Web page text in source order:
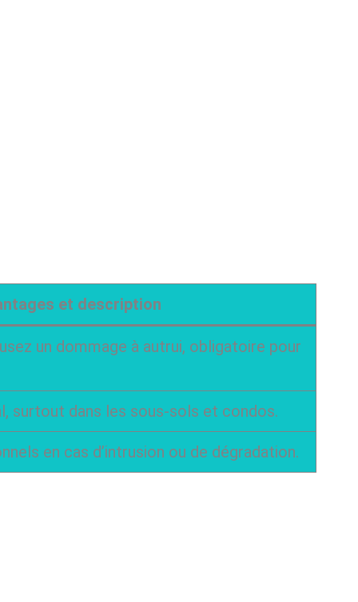
et description
un dommage à autrui, obligatoire pour
surtout dans les sous-sols et condos.
en cas d’intrusion ou de dégradation.